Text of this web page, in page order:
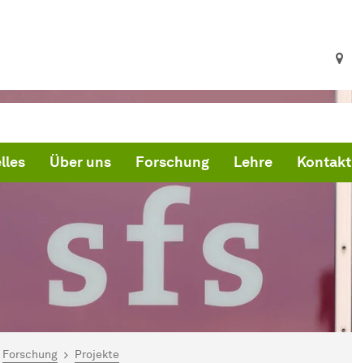
Über uns Forschung Lehre Kontakt
hier:
Forschung Projekte